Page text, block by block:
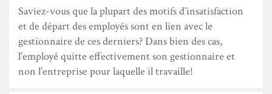
Saviez-vous que la plupart des motifs d’insatisfaction
et de départ des employés sont en lien avec le
gestionnaire de ces derniers? Dans bien des cas,
l’employé quitte effectivement son gestionnaire et
non l’entreprise pour laquelle il travaille!